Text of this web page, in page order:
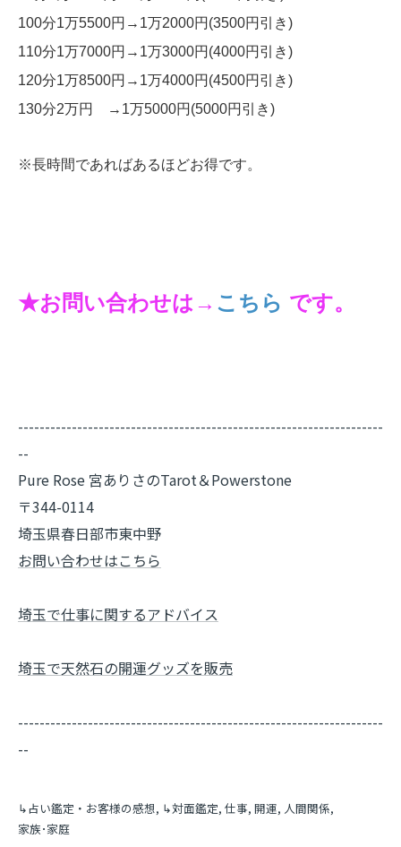
100分1万5500円→1万2000円(3500円引き)
110分1万7000円→1万3000円(4000円引き)
120分1万8500円→1万4000円(4500円引き)
130分2万円 →1万5000円(5000円引き)
※長時間であればあるほどお得です。
★お問い合わせは→ こちら です。
--------------------------------------------------------------------
--
Pure Rose 宮ありさのTarot＆Powerstone
〒344-0114
埼玉県春日部市東中野
お問い合わせはこちら
埼玉で仕事に関するアドバイス
埼玉で天然石の開運グッズを販売
--------------------------------------------------------------------
--
↳占い鑑定・お客様の感想 ↳対面鑑定 仕事 開運 人間関係
家族･家庭